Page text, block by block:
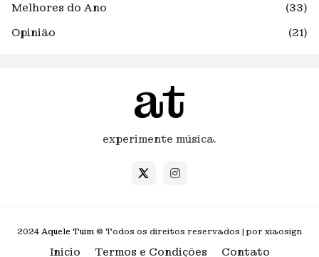
Melhores do Ano
(33)
Opinião
(21)
experimente música.
2024 Aquele Tuim © Todos os direitos reservados | por xiaosign
Inicio Termos e Condições Contato